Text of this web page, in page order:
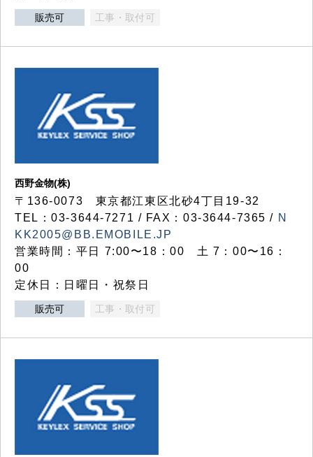
販売可 工事・取付可
西野金物(株)
〒136-0073 東京都江東区北砂4丁目19-32
TEL：03‐3644‐7271 / FAX：03-3644-7365 / N
KK2005@BB.EMOBILE.JP
営業時間：平日 7:00〜18：00 土 7：00〜16：
00
定休日：日曜日・祝祭日
販売可 工事・取付可